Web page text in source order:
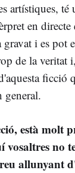
artístiques, té
en directe
gravat i es pot
de la veritat
ficció
general.
està molt
vosaltres no
allunyant